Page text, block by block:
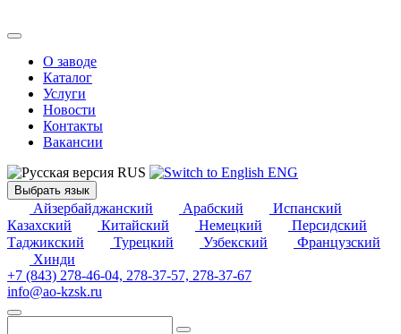
О заводе
Каталог
Услуги
Новости
Контакты
Вакансии
RUS
ENG
Выбрать язык
Айзербайджанский Арабский
Испанский
Казахский
Китайский Немецкий
Персидский
Таджикский
Турецкий Узбекский
Французский
Хинди
+7 (843) 278-46-04, 278-37-57, 278-37-67
info@ao-kzsk.ru